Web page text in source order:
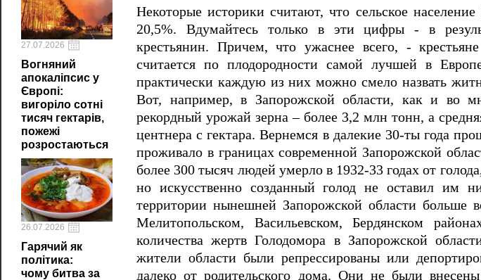
27.07.2026
Вогняний
апокаліпсис у
Європі:
вигоріло сотні
тисяч гектарів,
пожежі
розростаються
26.07.2026
Гарячий як
політика:
чому битва за
Некоторые историки считают, что сельское
20,5%. Вдумайтесь только в эти цифры - в
крестьянин. Причем, что ужаснее всего, -
считается по плодородности самой лучшей в
практически каждую из них можно смело назвать
Вот, например, в Запорожской области, как и во
рекордный урожай зерна – более 3,2 млн тонн, а
центнера с гектара. Вернемся в далекие 30-ты года
проживало в границах современной Запорожской
более 300 тысяч людей умерло в 1932-33 годах от
но искусственно созданный голод не оставил им
территории нынешней Запорожской области больше
Мелитопольском, Васильевском, Бердянском
количества жертв Голодомора в Запорожской
жители области были репрессированы или
далеко от родительского дома. Они не были